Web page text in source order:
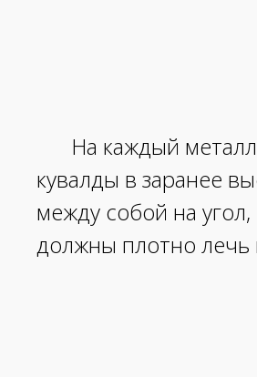
На каждый
кувалды в заранее
между собой на
должны плотно лечь